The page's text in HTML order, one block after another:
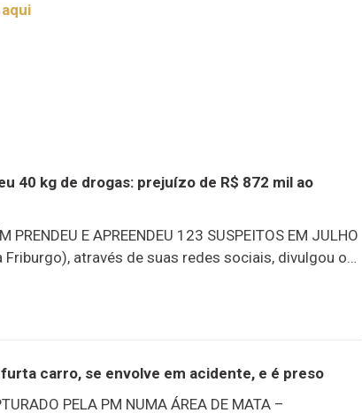
40 kg de drogas: prejuízo de R$ 872 mil ao
PRENDEU E APREENDEU 123 SUSPEITOS EM JULHO
Friburgo), através de suas redes sociais, divulgou o
de julho: um dos destaques, sem dúvida, foi a
98 presos adultos e 25 adolescentes
carro, se envolve em acidente, e é preso
PELA PM NUMA ÁREA DE MATA –